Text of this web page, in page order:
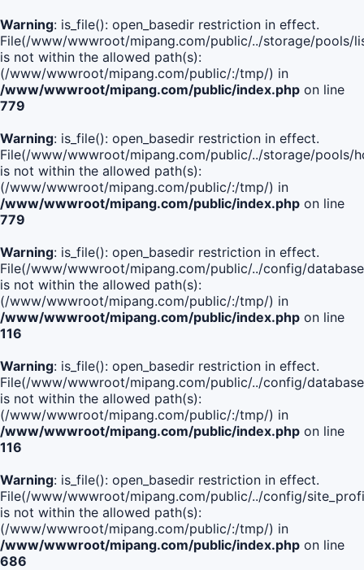
Warning: is_file(): open_basedir restriction in effect.
File(/www/wwwroot/mipang.com/public/../storage/pools/
is not within the allowed path(s):
(/www/wwwroot/mipang.com/public/:/tmp/) in
/www/wwwroot/mipang.com/public/index.php on line
779
Warning: is_file(): open_basedir restriction in effect.
File(/www/wwwroot/mipang.com/public/../storage/pools/
is not within the allowed path(s):
(/www/wwwroot/mipang.com/public/:/tmp/) in
/www/wwwroot/mipang.com/public/index.php on line
779
Warning: is_file(): open_basedir restriction in effect.
File(/www/wwwroot/mipang.com/public/../config/
is not within the allowed path(s):
(/www/wwwroot/mipang.com/public/:/tmp/) in
/www/wwwroot/mipang.com/public/index.php on line
116
Warning: is_file(): open_basedir restriction in effect.
File(/www/wwwroot/mipang.com/public/../config/
is not within the allowed path(s):
(/www/wwwroot/mipang.com/public/:/tmp/) in
/www/wwwroot/mipang.com/public/index.php on line
116
Warning: is_file(): open_basedir restriction in effect.
File(/www/wwwroot/mipang.com/public/../config/
is not within the allowed path(s):
(/www/wwwroot/mipang.com/public/:/tmp/) in
/www/wwwroot/mipang.com/public/index.php on line
686